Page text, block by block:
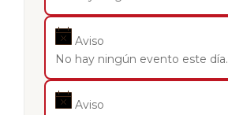
Aviso
No hay ningún evento este día.
Aviso